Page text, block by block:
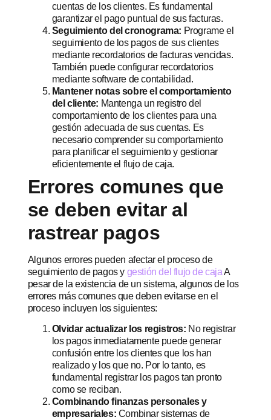
cuentas de los clientes. Es fundamental
garantizar el pago puntual de sus facturas.
Seguimiento del cronograma: Programe el
seguimiento de los pagos de sus clientes
mediante recordatorios de facturas vencidas.
También puede configurar recordatorios
mediante software de contabilidad.
Mantener notas sobre el comportamiento
del cliente: Mantenga un registro del
comportamiento de los clientes para una
gestión adecuada de sus cuentas. Es
necesario comprender su comportamiento
para planificar el seguimiento y gestionar
eficientemente el flujo de caja.
Errores comunes que
se deben evitar al
rastrear pagos
Algunos errores pueden afectar el proceso de
seguimiento de pagos y gestión del flujo de cajaA
pesar de la existencia de un sistema, algunos de los
errores más comunes que deben evitarse en el
proceso incluyen los siguientes:
Olvidar actualizar los registros: No registrar
los pagos inmediatamente puede generar
confusión entre los clientes que los han
realizado y los que no. Por lo tanto, es
fundamental registrar los pagos tan pronto
como se reciban.
Combinando finanzas personales y
empresariales: Combinar sistemas de